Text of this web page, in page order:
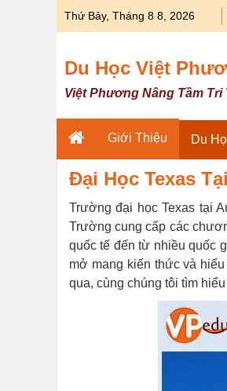
Thứ Bảy, Tháng 8 8, 2026
Du Học Việt
Việt Phương Nâng Tầm Tri
Giới Thiệu Du
Đại Học Texas
Trường đại học Texas tại
Trường cung cấp các
quốc tế đến từ nhiều quốc
mở mang kiến ​​thức và
qua, cùng chúng tôi tìm